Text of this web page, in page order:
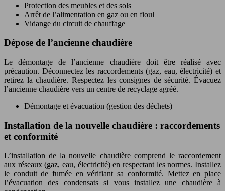
Protection des meubles et des sols
Arrêt de l’alimentation en gaz ou en fioul
Vidange du circuit de chauffage
Dépose de l’ancienne chaudière
Le démontage de l’ancienne chaudière doit être réalisé avec
précaution. Déconnectez les raccordements (gaz, eau, électricité) et
retirez la chaudière. Respectez les consignes de sécurité. Évacuez
l’ancienne chaudière vers un centre de recyclage agréé.
Démontage et évacuation (gestion des déchets)
Installation de la nouvelle chaudière : raccordements
et conformité
L’installation de la nouvelle chaudière comprend le raccordement
aux réseaux (gaz, eau, électricité) en respectant les normes. Installez
le conduit de fumée en vérifiant sa conformité. Mettez en place
l’évacuation des condensats si vous installez une chaudière à